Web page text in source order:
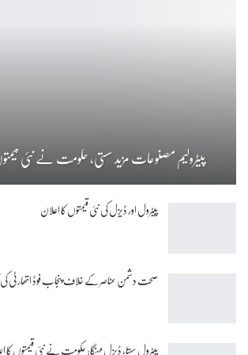
پیٹرولیم مصنوعات مزید سستی، حکومت نے نئی
پیٹرول اور ڈیزل کی نئی قیمتوں کا اعلان
صحت دشمن عناصر کے خلاف پنجاب فوڈ اتھارٹی کی
پیٹرول سستا، ڈیزل مہنگا: حکومت نے نئی قیمتوں کا